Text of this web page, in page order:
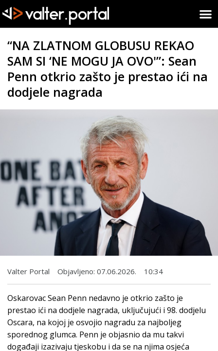
“NA ZLATNOM GLOBUSU REKAO
SAM SI ‘NE MOGU JA OVO'”: Sean
Penn otkrio zašto je prestao ići na
dodjele nagrada
Valter Portal Objavljeno: 07.06.2026. 10:34
Oskarovac Sean Penn nedavno je otkrio zašto je
prestao ići na dodjele nagrada, uključujući i 98. dodjelu
Oscara, na kojoj je osvojio nagradu za najboljeg
sporednog glumca. Penn je objasnio da mu takvi
događaji izazivaju tjeskobu i da se na njima osjeća